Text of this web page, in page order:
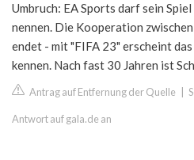
Umbruch: EA Sports darf sein
nennen. Die Kooperation
endet - mit "FIFA 23" erscheint
kennen. Nach fast 30 Jahren ist
Antrag auf Entfernung der Quelle
Antwort auf gala.de an